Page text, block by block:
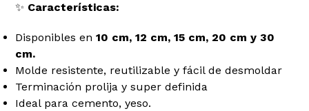
✨ Características:
Disponibles en10 cm, 12 cm, 15 cm, 20 cm y 30
cm.
Molde resistente, reutilizable y fácil de desmoldar
Terminación prolija y super definida
Ideal para cemento, yeso.